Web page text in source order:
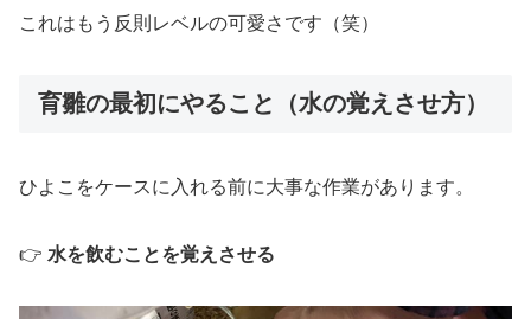
これはもう反則レベルの可愛さです（笑）
育雛の最初にやること（水の覚えさせ方）
ひよこをケースに入れる前に大事な作業があります。
👉 水を飲むことを覚えさせる